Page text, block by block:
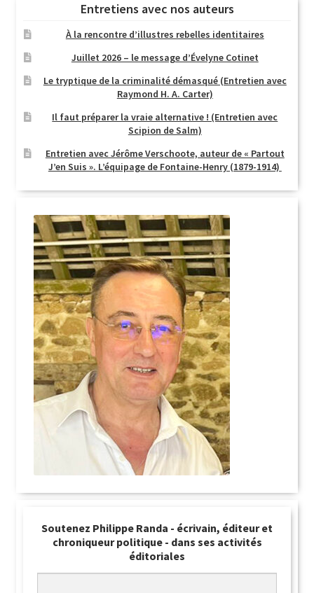
Entretiens avec nos auteurs
À la rencontre d’illustres rebelles identitaires
Juillet 2026 – le message d’Évelyne Cotinet
Le tryptique de la criminalité démasqué (Entretien avec
Raymond H. A. Carter)
Il faut préparer la vraie alternative ! (Entretien avec
Scipion de Salm)
Entretien avec Jérôme Verschoote, auteur de « Partout
J’en Suis ». L’équipage de Fontaine-Henry (1879-1914)
Soutenez Philippe Randa - écrivain, éditeur et
chroniqueur politique - dans ses activités
éditoriales